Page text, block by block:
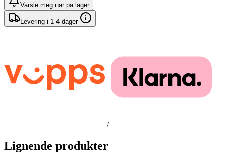
Varsle meg når på lager
Levering i 1-4 dager
/
Lignende produkter